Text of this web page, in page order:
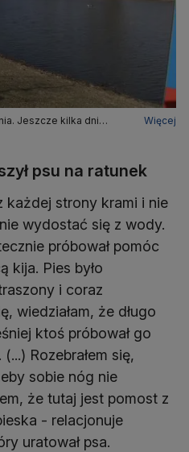
Jeszcze kilka dni
Więcej
psu na ratunek
każdej strony krami i nie
wydostać się z wody.
próbował pomóc
kija. Pies było
i coraz
wiedziałam, że długo
ktoś próbował go
Rozebrałem się,
sobie nóg nie
że tutaj jest pomost z
- relacjonuje
uratował psa.